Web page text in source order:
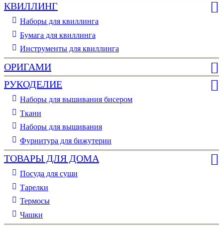
КВИЛЛИНГ
Наборы для квиллинга
Бумага для квиллинга
Инструменты для квиллинга
ОРИГАМИ
РУКОДЕЛИЕ
Наборы для вышивания бисером
Ткани
Наборы для вышивания
Фурнитура для бижутерии
ТОВАРЫ ДЛЯ ДОМА
Посуда для суши
Тарелки
Термосы
Чашки